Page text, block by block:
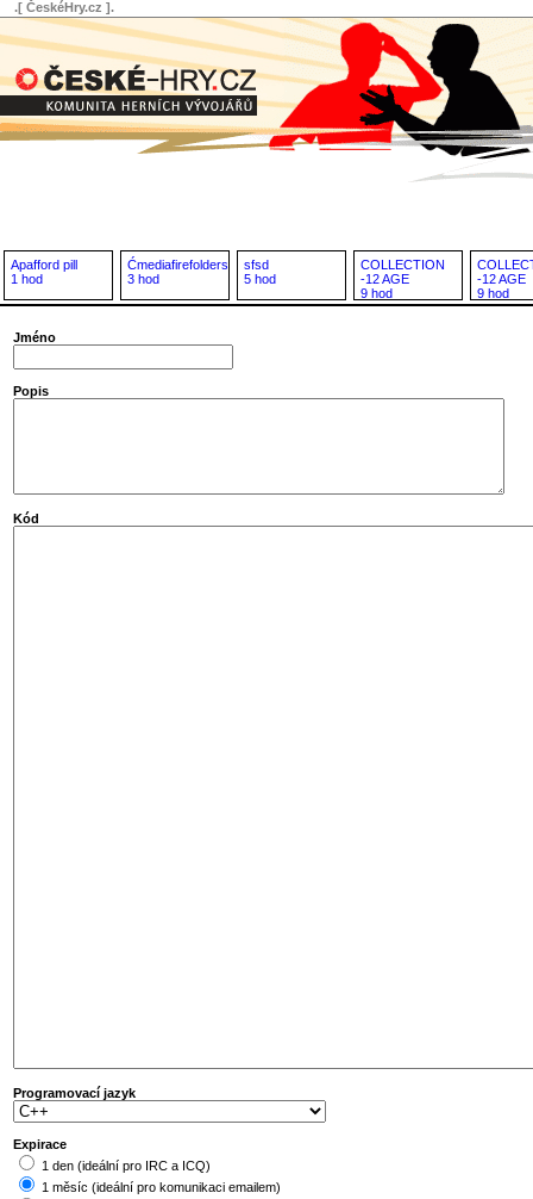
.[ ČeskéHry.cz ].
Apafford pill
1 hod
Ćmediafirefolders
3 hod
sfsd
5 hod
COLLECTION
-12 AGE
9 hod
-12 AGE
9 hod
Jméno
Popis
Kód
Programovací jazyk
Expirace
1 den (ideální pro IRC a ICQ)
1 měsíc (ideální pro komunikaci emailem)